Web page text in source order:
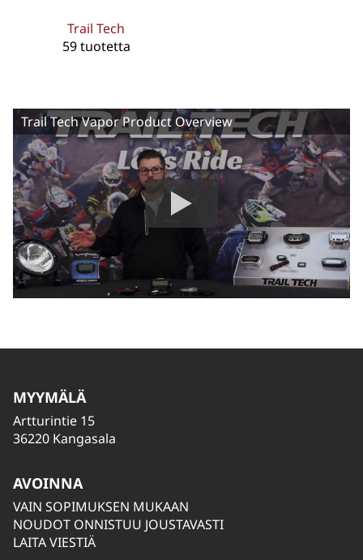
Trail Tech
59 tuotetta
Trail Tech Vapor Product Overview
MYYMÄLÄ
Artturintie 15
36220 Kangasala
AVOINNA
VAIN SOPIMUKSEN MUKAAN
NOUDOT ONNISTUU JOUSTAVASTI
LAITA VIESTIÄ